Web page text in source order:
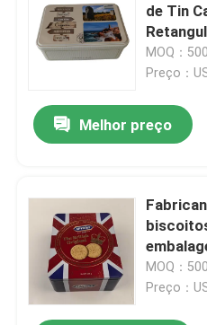
de Tin
vintage
MOQ：
Preço：
Melhor preço
MOQ：
Preço：